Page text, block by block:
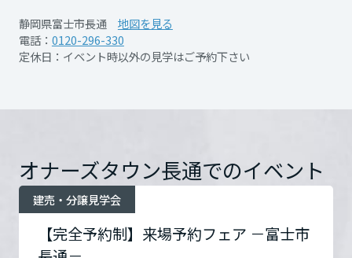
分譲住宅（建売・土地）検索
中古住宅検索
売る [MISAWA RELAY]
住まいの売却
社宅建築
土地活用の基礎から長期安定経営を目指すオーナー様まで、賃貸経営
に役立つ多彩な情報を幅広くお届けします。
ホームラウンジ 土地活用・賃貸経営
事業用リノベーション
ホテル・旅館リフォーム
リフォーム営業所
これからリフォームをご検討の方
ームの具体策とアイデアを豊富にご用意しています。
建築再生事業
事業用売買
すべてのフィールドに新しい価値をデザインし、持続可能な未来志向
ミサワリフォーム
ミサワホームオーナーさま・リフォーム工事ご契約者さまとミサワホ
MISAWAについて
ミサワホームグループ
環境活動
採用情報
静岡県富士市長通
地図を見る
電話： 0120-296-330
定休日：イベント時以外の見学はご予約下さい
オナーズタウン長通でのイベント
【完全予約制】来場予約フェア －富士市
建売・分譲見学会
関東
茨城県
お手数ですが、事前の来場予約にご協力お願
いいたします
※定休日：火曜・水曜・第一日曜
すので、日時に余裕をもってご予約いただけ
ますよう、お願いいたします
当日見学希望の場合は、お電話（0120-296-
PDFを見る
開催日時 希望の日時でご予約下さい
開催場所 オナーズタウン長通詳細